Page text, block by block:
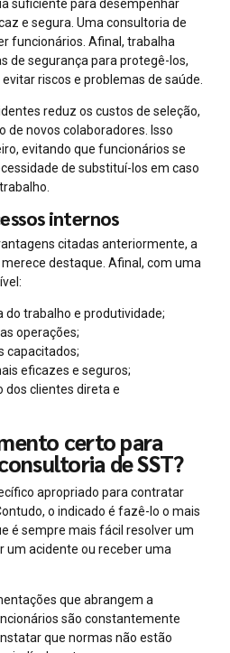
suficiente para desempenhar
e segura. Uma consultoria de
funcionários. Afinal, trabalha
de segurança para protegê-los,
riscos e problemas de saúde.
reduz os custos de seleção,
novos colaboradores. Isso
evitando que funcionários se
de substituí-los em caso
internos
citadas anteriormente, a
destaque. Afinal, com uma
trabalho e produtividade;
operações;
capacitados;
eficazes e seguros;
clientes direta e
certo para
de SST?
apropriado para contratar
o indicado é fazê-lo o mais
é sempre mais fácil resolver um
um acidente ou receber uma
que abrangem a
são constantemente
que normas não estão